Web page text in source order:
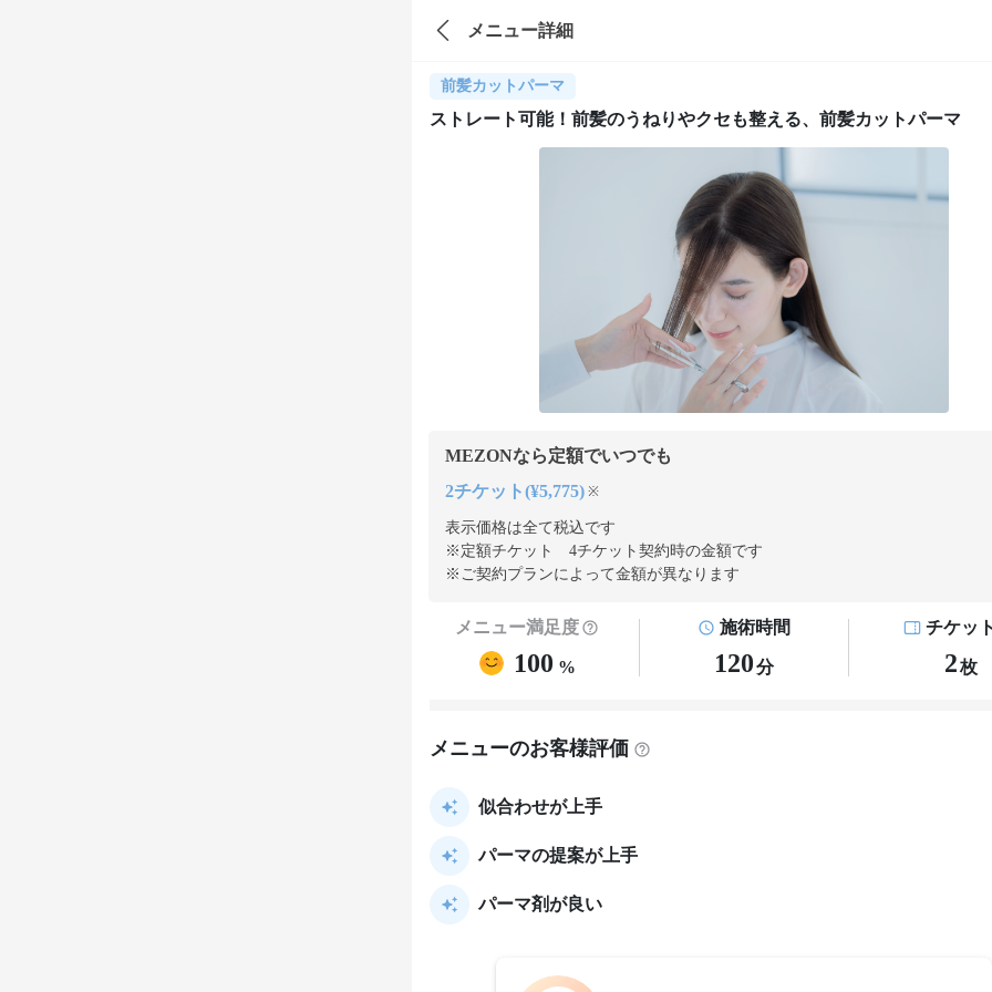
メニュー詳細
前髪カットパーマ
ストレート可能！前髪のうねりやクセも整える、前髪カットパーマ
MEZONなら定額でいつでも
2チケット(¥5,775) ※
表示価格は全て税込です
※定額チケット 4チケット契約時の金額です
※ご契約プランによって金額が異なります
メニュー満足度
100 %
施術時間
120分
チケッ
2枚
メニューのお客様評価
似合わせが上手
パーマの提案が上手
パーマ剤が良い